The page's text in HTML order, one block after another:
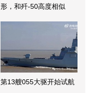
形，和歼-50高度相似
第13艘055大驱开始试航